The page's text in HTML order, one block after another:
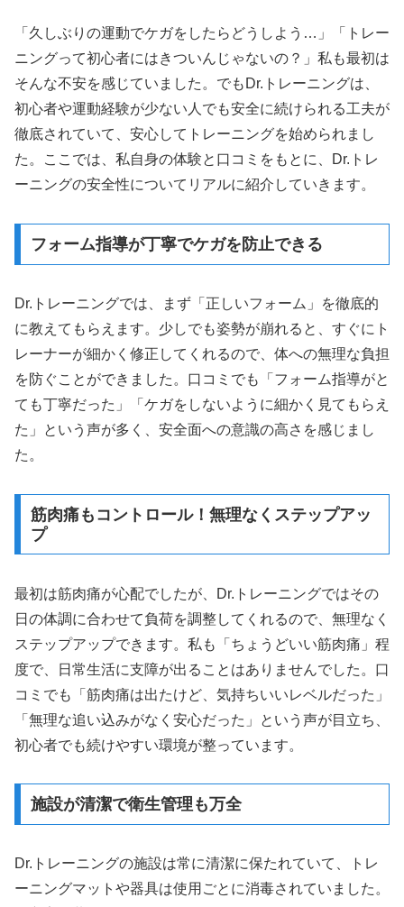
「久しぶりの運動でケガをしたらどうしよう…」「トレー
ニングって初心者にはきついんじゃないの？」私も最初は
そんな不安を感じていました。でもDr.トレーニングは、
初心者や運動経験が少ない人でも安全に続けられる工夫が
徹底されていて、安心してトレーニングを始められまし
た。ここでは、私自身の体験と口コミをもとに、Dr.トレ
ーニングの安全性についてリアルに紹介していきます。
フォーム指導が丁寧でケガを防止できる
Dr.トレーニングでは、まず「正しいフォーム」を徹底的
に教えてもらえます。少しでも姿勢が崩れると、すぐにト
レーナーが細かく修正してくれるので、体への無理な負担
を防ぐことができました。口コミでも「フォーム指導がと
ても丁寧だった」「ケガをしないように細かく見てもらえ
た」という声が多く、安全面への意識の高さを感じまし
た。
筋肉痛もコントロール！無理なくステップアッ
プ
最初は筋肉痛が心配でしたが、Dr.トレーニングではその
日の体調に合わせて負荷を調整してくれるので、無理なく
ステップアップできます。私も「ちょうどいい筋肉痛」程
度で、日常生活に支障が出ることはありませんでした。口
コミでも「筋肉痛は出たけど、気持ちいいレベルだった」
「無理な追い込みがなく安心だった」という声が目立ち、
初心者でも続けやすい環境が整っています。
施設が清潔で衛生管理も万全
Dr.トレーニングの施設は常に清潔に保たれていて、トレ
ーニングマットや器具は使用ごとに消毒されていました。